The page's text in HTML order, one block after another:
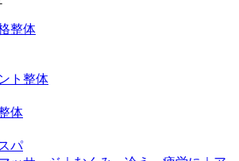
整体
ト整体
体
パ